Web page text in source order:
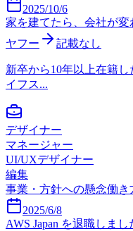
2025/10/6
家を建てたら、会社が
ヤフー
記載なし
新卒から10年以上在籍
イフス...
デザイナー
マネージャー
UI/UXデザイナー
編集
事業・方針への懸念働き
2025/6/8
AWS Japan を退職しま